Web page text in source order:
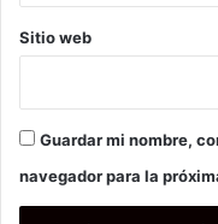
Sitio web
Guardar mi nombre,
navegador para la